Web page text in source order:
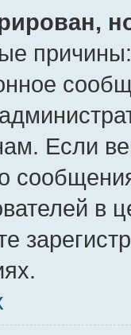
Если
в